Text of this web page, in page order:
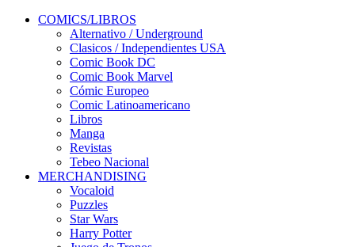
COMICS/LIBROS
Alternativo / Underground
Clasicos / Independientes USA
Comic Book DC
Comic Book Marvel
Cómic Europeo
Comic Latinoamericano
Libros
Manga
Revistas
Tebeo Nacional
MERCHANDISING
Vocaloid
Puzzles
Star Wars
Harry Potter